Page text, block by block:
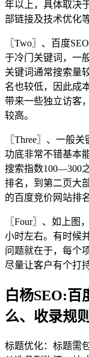
年以上，具体取决
部链接及技术优化
〖Two〗、百度
于冷门关键词，一
关键词通常搜索量
名也较低，因此成
带来一些独立访客
较高。
〖Three〗、一般
功底非常不错基本
搜索指数100—300
排名，到第二页大
的百度竞价网站排
〖Four〗、如上图
小时左右。有时候
问题就在于，每个
尽量让客户有个打
白杨SEO:百
么、收录规
标题优化：标题需